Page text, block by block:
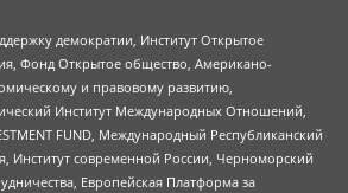
демократии, Институт Открытое
Фонд Открытое общество, Американо-
и правовому развитию,
Институт Международных Отношений,
FUND, Международный Республиканский
Институт современной России, Черноморский
Европейская Платформа за